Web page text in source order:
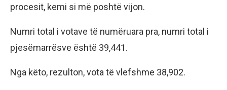
procesit, kemi si më poshtë vijon.
Numri total i votave të numëruara pra, numri total i
pjesëmarrësve është 39,441.
Nga këto, rezulton, vota të vlefshme 38,902.